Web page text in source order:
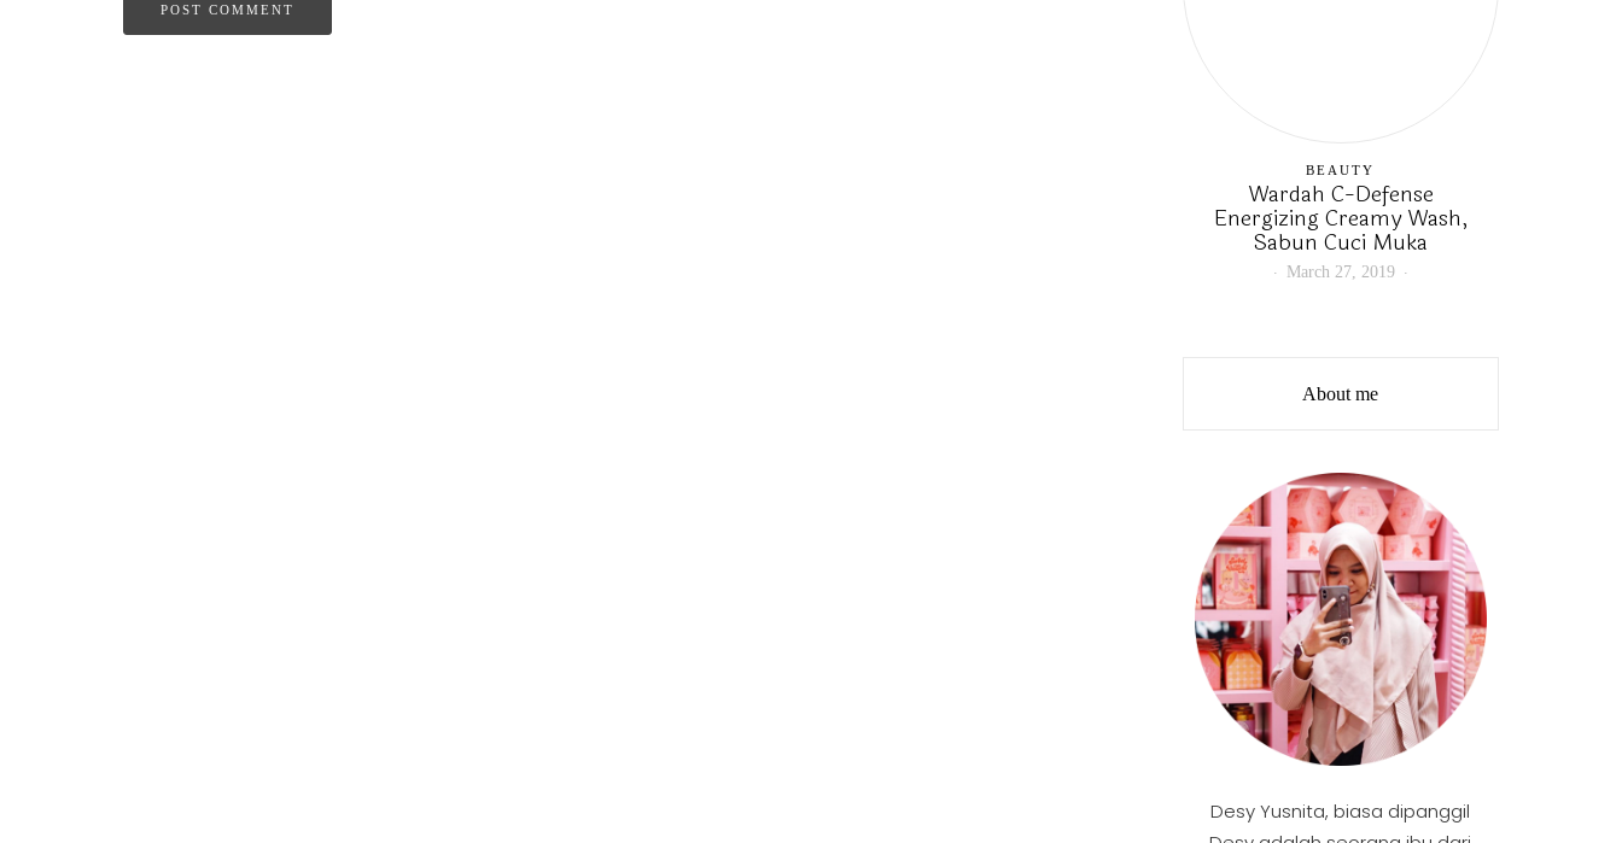
BEAUTY
Wardah C-Defense
Energizing Creamy Wash,
Sabun Cuci Muka
March 27, 2019
About me
Desy Yusnita, biasa dipanggil